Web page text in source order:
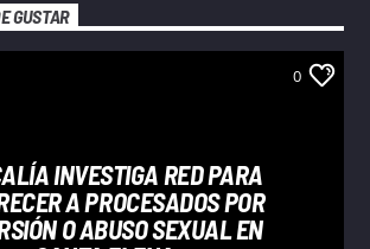
GUSTAR
0
INVESTIGA RED PARA
A PROCESADOS POR
O ABUSO SEXUAL EN